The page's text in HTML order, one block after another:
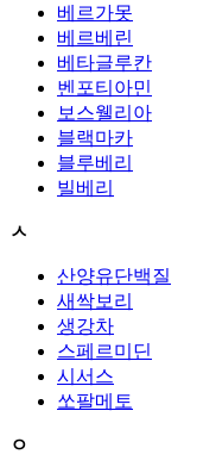
베르가못
베르베린
베타글루칸
벤포티아민
보스웰리아
블랙마카
블루베리
빌베리
ㅅ
산양유단백질
새싹보리
생강차
스페르미딘
시서스
쏘팔메토
ㅇ